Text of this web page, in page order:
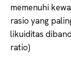
memenuhi
rasio yang
likuiditas
ratio)